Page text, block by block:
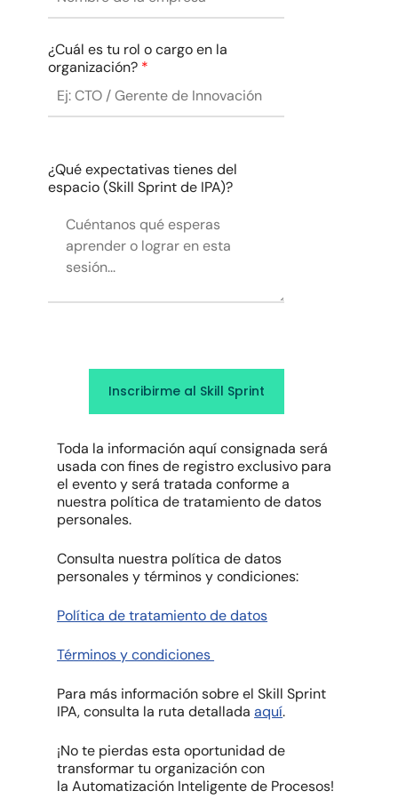
¿Cuál es tu rol o cargo en la
organización? *
¿Qué expectativas tienes del
espacio (Skill Sprint de IPA)?
Toda la información aquí consignada será
usada con fines de registro exclusivo para
el evento y será tratada conforme a
nuestra política de tratamiento de datos
personales.
Consulta nuestra política de datos
personales y términos y condiciones:
Política de tratamiento de datos
Términos y condiciones
Para más información sobre el Skill Sprint
IPA, consulta la ruta detalladaaquí.
¡No te pierdas esta oportunidad de
transformar tu organización con
la Automatización Inteligente de Procesos!